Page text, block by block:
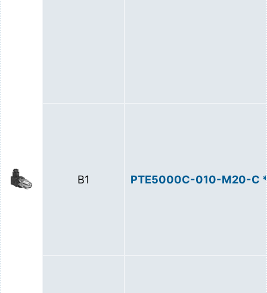
B1 PTE5000C-010-М20-С